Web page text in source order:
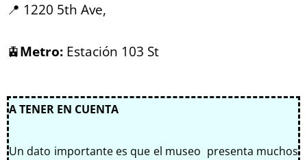
📍 1220 5th Ave,
🚊Metro: Estación 103 St
A TENER EN CUENTA
Un dato importante es que el museo presenta muchos